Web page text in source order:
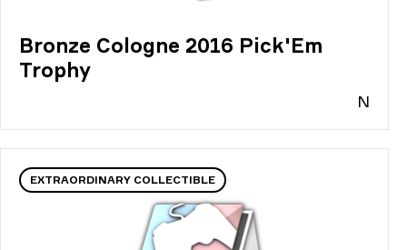
Bronze Cologne 2016 Pick'Em
Trophy
N
EXTRAORDINARY COLLECTIBLE